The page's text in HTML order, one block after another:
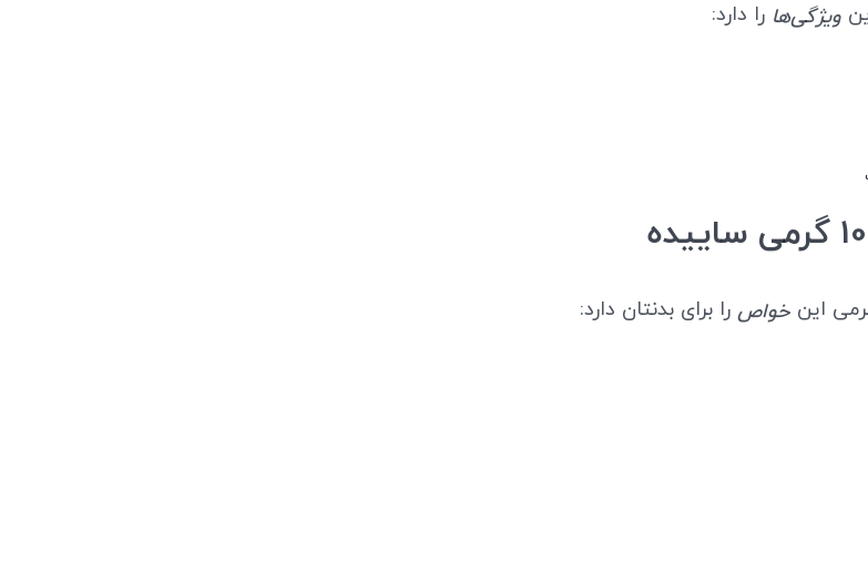
ویژگی‌ها را دارد:
خواص را برای بدنتان دارد: